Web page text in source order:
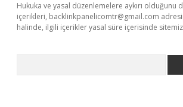
Hukuka ve yasal düzenlemelere aykırı olduğunu
içerikleri, backlinkpanelicomtr@gmail.com
halinde, ilgili içerikler yasal süre içerisinde